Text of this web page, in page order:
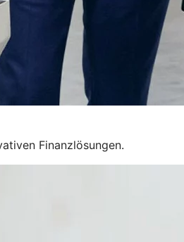
Finanzlösungen.